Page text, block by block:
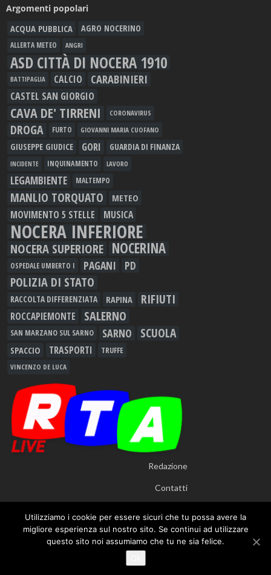
Argomenti popolari
ACQUA PUBBLICA AGRO NOCERINO
ALLERTA METEO ANGRI
ASD CITTÀ DI NOCERA 1910
BATTIPAGLIA CALCIO CARABINIERI
CASTEL SAN GIORGIO
CAVA DE' TIRRENI CORONAVIRUS
DROGA FURTO GIOVANNI MARIA CUOFANO
GIUSEPPE GIUDICE GORI GUARDIA DI FINANZA
INCIDENTE INQUINAMENTO LAVORO
LEGAMBIENTE MALTEMPO
MANLIO TORQUATO METEO
MOVIMENTO 5 STELLE MUSICA
NOCERA INFERIORE
NOCERA SUPERIORE NOCERINA
OSPEDALE UMBERTO I PAGANI PD
POLIZIA DI STATO
RACCOLTA DIFFERENZIATA RAPINA RIFIUTI
ROCCAPIEMONTE SALERNO
SAN MARZANO SUL SARNO SARNO SCUOLA
SPACCIO TRASPORTI TRUFFE
VINCENZO DE LUCA
Redazione
Contatti
- Testata Giornalistica Registrata presso Tribunale di
Nocera Inferiore n.913/12 - TUTTI I DIRITTI RISERVATI
Utilizziamo i cookie per essere sicuri che tu possa avere la
migliore esperienza sul nostro sito. Se continui ad utilizzare
questo sito noi assumiamo che tu ne sia felice.